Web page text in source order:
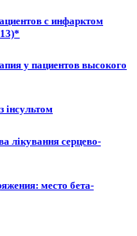
с инфарктом
у пациентов высокого
інсультом
лікування серцево-
место бета-